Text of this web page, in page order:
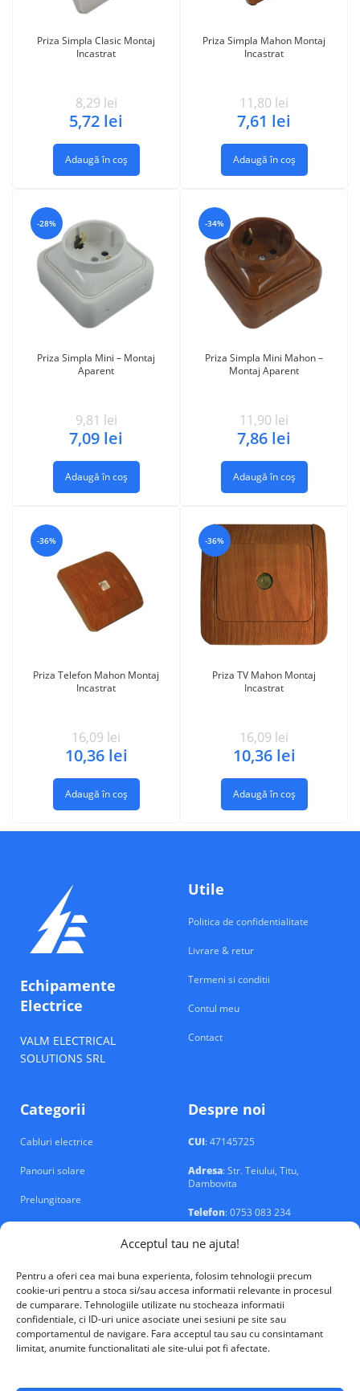
Acceptul tau ne ajuta!
Pentru a oferi cea mai buna experienta, folosim tehnologii precum
cookie-uri pentru a stoca si/sau accesa informatii relevante in procesul
de cumparare. Tehnologiile utilizate nu stocheaza informatii
confidentiale, ci ID-uri unice asociate unei sesiuni pe site sau
comportamentul de navigare. Fara acceptul tau sau cu consintamant
limitat, anumite functionalitati ale site-ului pot fi afectate.
Priza Simpla Clasic Montaj
Incastrat
8,29 lei
5,72 lei
Adaugă în coș
Priza Simpla Mahon Montaj
Incastrat
11,80 lei
7,61 lei
Adaugă în coș
-28%
Priza Simpla Mini – Montaj
Aparent
9,81 lei
7,09 lei
Adaugă în coș
-34%
Priza Simpla Mini Mahon –
Montaj Aparent
11,90 lei
7,86 lei
Adaugă în coș
-36%
Priza Telefon Mahon Montaj
Incastrat
16,09 lei
10,36 lei
Adaugă în coș
-36%
Priza TV Mahon Montaj
Incastrat
16,09 lei
10,36 lei
Adaugă în coș
Echipamente
Electrice
VALM ELECTRICAL
SOLUTIONS SRL
Utile
Politica de confidentialitate
Livrare & retur
Termeni si conditii
Contul meu
Contact
Categorii
Cabluri electrice
Panouri solare
Prelungitoare
Despre noi
CUI: 47145725
Adresa: Str. Teiului, Titu,
Dambovita
Telefon: 0753 083 234
Email: contact@echipamente-
electrice.ro
VALM Electrical Solutions © 2026